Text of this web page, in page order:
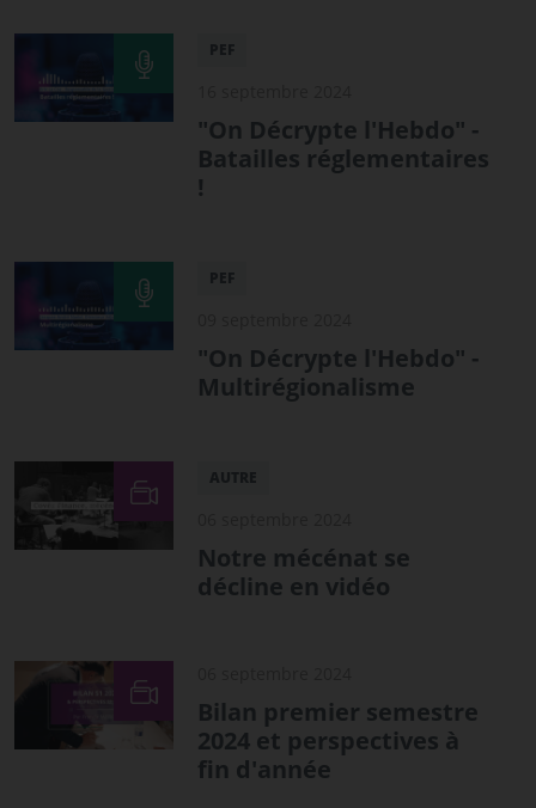
PEF
"On Décrypte l'Hebdo" -
Batailles réglementaires
!
PEF
"On Décrypte l'Hebdo" -
Multirégionalisme
AUTRE
Notre mécénat se
décline en vidéo
Bilan premier semestre
2024 et perspectives à
fin d'année